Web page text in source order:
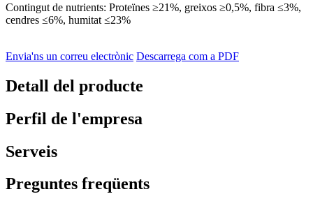
Contingut de nutrients: Proteïnes ≥21%, greixos ≥0,5%, fibra ≤3%,
cendres ≤6%, humitat ≤23%
Envia'ns un correu electrònic Descarrega com a PDF
Detall del producte
Perfil de l'empresa
Serveis
Preguntes freqüents